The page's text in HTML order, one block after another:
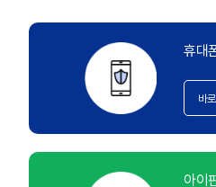
휴대
바
아이